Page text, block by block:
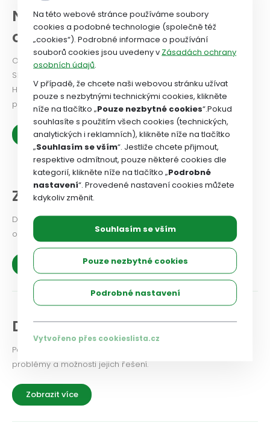
NEWSLETTER a historie
odborového svazu
Odborový svaz od roku 2024 vydává Newsletter. PODÍVEJTE
SE!
Historie OSZSP ČR se píše od roku 1990 a je nabitá prací ve
prospěch zaměstnanců.
Zobrazit více
Z našich organizací
Dejte odborovému svazu vědět, jaké problémy v odborové
organizaci řešíte, co se vám podařilo.
Zobrazit více
Diskuse a názory
Podělte se i vy o své zkušenosti a názory na aktuální
problémy a možnosti jejich řešení.
Zobrazit více
Na této webové stránce používáme soubory
cookies a podobné technologie (společně též
„cookies“). Podrobné informace o používání
souborů cookies jsou uvedeny v Zásadách ochrany
osobních údajů.
V případě, že chcete naši webovou stránku užívat
pouze s nezbytnými technickými cookies, klikněte
níže na tlačítko „Pouze nezbytné cookies“.Pokud
souhlasíte s použitím všech cookies (technických,
analytických i reklamních), klikněte níže na tlačítko
„Souhlasím se vším“. Jestliže chcete přijmout,
respektive odmítnout, pouze některé cookies dle
kategorií, klikněte níže na tlačítko „Podrobné
nastavení“. Provedené nastavení cookies můžete
kdykoliv změnit.
Souhlasím se vším
Pouze nezbytné cookies
Podrobné nastavení
Vytvořeno přes cookieslista.cz